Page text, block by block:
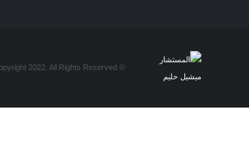
© copyright 2022. All Rights Reserved.